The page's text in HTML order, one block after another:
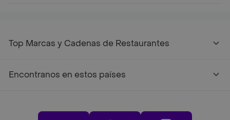
Top Marcas y Cadenas de Restaurantes
Encontranos en estos países